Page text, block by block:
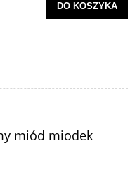
DO KOSZYKA
miód miodek